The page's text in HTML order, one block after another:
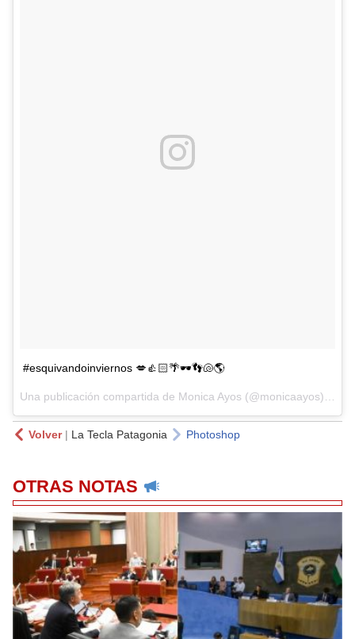
#esquivandoinviernos 💋👍🏻🌴🕶👣🐚🌎
Una publicación compartida de Monica Ayos (@monicaayos) el
Volver| La Tecla Patagonia Photoshop
OTRAS NOTAS